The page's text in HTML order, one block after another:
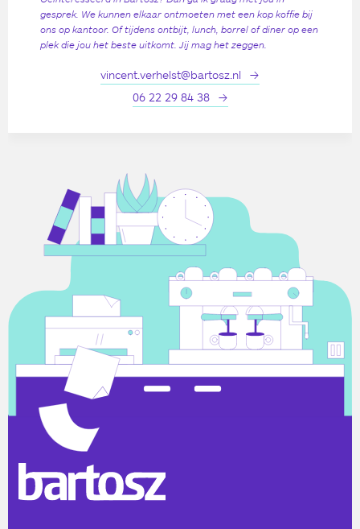
gesprek. We kunnen elkaar ontmoeten met een kop koffie bij
ons op kantoor. Of tijdens ontbijt, lunch, borrel of diner op een
plek die jou het beste uitkomt. Jij mag het zeggen.
vincent.verhelst@bartosz.nl
06 22 29 84 38